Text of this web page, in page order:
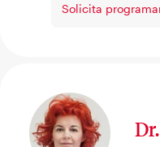
Solicita